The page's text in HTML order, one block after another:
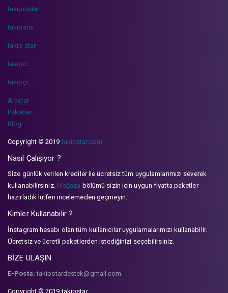
takipcistar
takipstar
takip star
takipci
takipçi
Araçlar
Paketler
Blog
Copyright © 2019takipstar.com
Nasıl Çalışıyor ?
Size günlük verilen krediler ile ücretsiz tüm uygulamlarımızı severek
kullanabilirsiniz. Mağaza bölümü sizin için uygun fiyatta paketler
hazırladık lütfen incelemeden geçmeyin.
Kimler Kullanabilir ?
İnstagram hesabı olan tüm kullanıcılar uygulamalarımızı kullanabilir.
Ücretsiz ve ücretli paketlerden istediğinizi seçebilirsiniz.
BİZE ULAŞIN
E-Posta: takipstardestek@gmail.com
Copyright © 2019 takipstar.